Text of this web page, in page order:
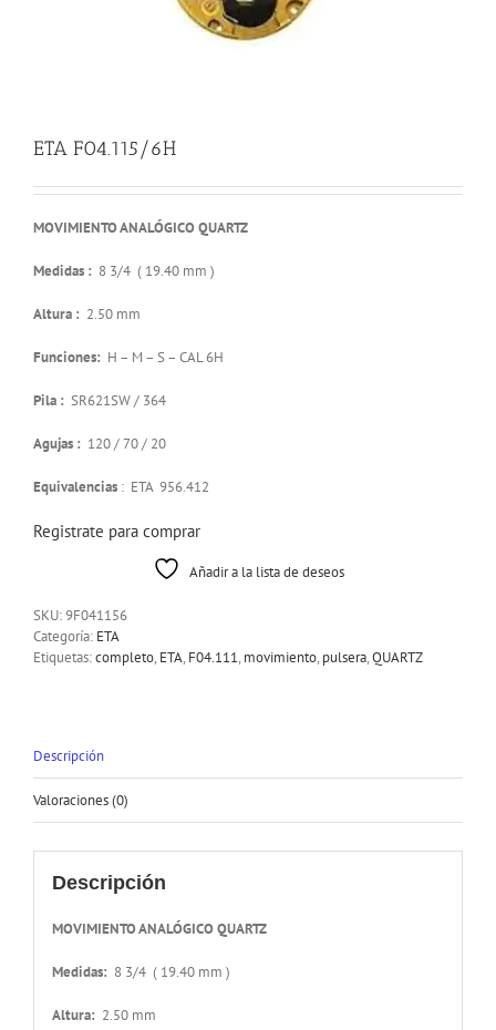
ETA F04.115/6H
MOVIMIENTO ANALÓGICO QUARTZ
Medidas : 8 3/4 ( 19.40 mm )
Altura : 2.50 mm
Funciones: H – M – S – CAL 6H
Pila : SR621SW / 364
Agujas : 120 / 70 / 20
Equivalencias : ETA 956.412
Registrate para comprar
Añadir a la lista de deseos
SKU:9F041156
Categoría: ETA
Etiquetas:completo, ETA, F04.111, movimiento, pulsera,QUARTZ
Descripción
Valoraciones (0)
Descripción
MOVIMIENTO ANALÓGICO QUARTZ
Medidas: 8 3/4 ( 19.40 mm )
Altura: 2.50 mm